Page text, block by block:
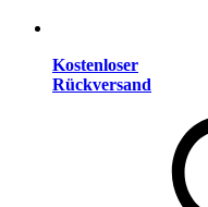
Kostenloser
Rückversand